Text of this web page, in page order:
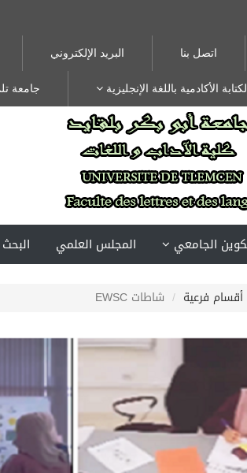
اتصل بنا البريد الإلكتروني
الأكادمية باللغة الإنجليزية جامعة
الجامعي المجلس العلمي
أقسام فرعية شاطات EWSC